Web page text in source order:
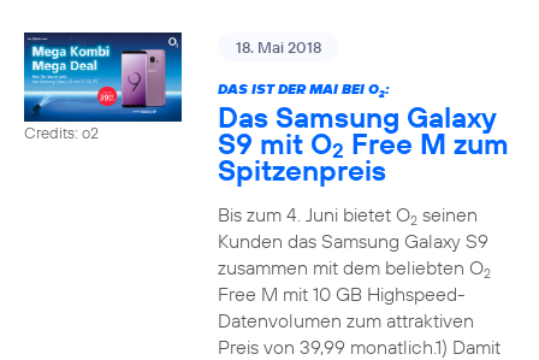
Credits: o2
18. Mai 2018
DAS IST DER MAI BEI O2:
Das Samsung Galaxy
S9 mit O2 Free M zum
Spitzenpreis
Bis zum 4. Juni bietet O2seinen
Kunden das Samsung Galaxy S9
zusammen mit dem beliebten O2
Free M mit 10 GB Highspeed-
Datenvolumen zum attraktiven
Preis von 39,99 monatlich.1) Damit